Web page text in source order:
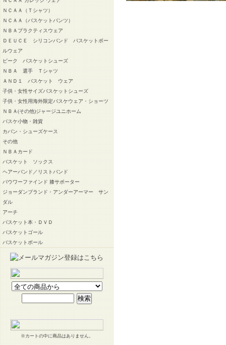
ＮＣＡＡ（Ｔシャツ）
ＮＣＡＡ（バスケットパンツ）
ＮＢＡプラクティスウェア
ＤＥＵＣＥ シリコンバンド バスケットボー
ルウェア
ピーク バスケットシューズ
ＮＢＡ 選手 Ｔシャツ
ＡＮＤ１ バスケット ウェア
子供・女性サイズバスケットシューズ
子供・女性用海外限定バスケウェア・ショーツ
ＮＢＡ(その他)ジャージユニホーム
バスケ小物・雑貨
カバン・シューズケース
その他
ＮＢＡカード
バスケット ソックス
ヘアーバンド／リストバンド
バウワーファインド 膝サポーター
ジョーダンブランド・アンダーアーマー サン
ダル
アーチ
バスケット本・ＤＶＤ
バスケットゴール
バスケットボール
※カートの中に商品はありません。